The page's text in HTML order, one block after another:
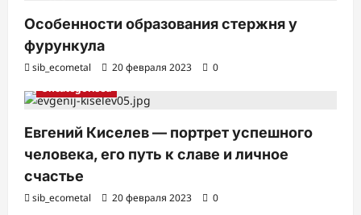
Особенности образования стержня у
фурункула
sib_ecometal 20 февраля 2023
0
Uncategorised
Евгений Киселев — портрет успешного
человека, его путь к славе и личное
счастье
sib_ecometal 20 февраля 2023 0